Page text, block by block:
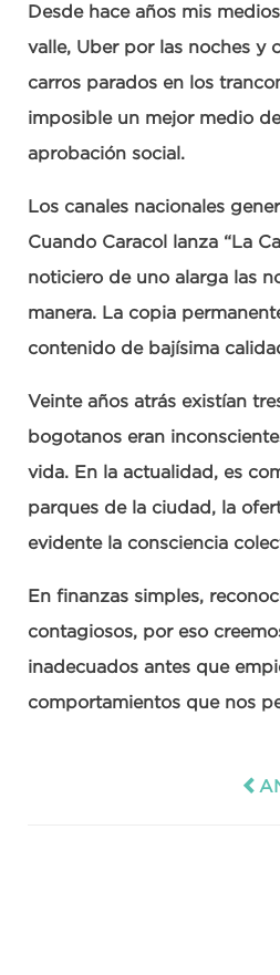
Desde hace años mis
valle, Uber por las noches y
carros parados en los
imposible un mejor medio
aprobación social.
Los canales nacionales
Cuando Caracol lanza “La
noticiero de uno alarga las
manera. La copia
contenido de bajísima
Veinte años atrás existían
bogotanos eran
vida. En la actualidad, es
parques de la ciudad, la
evidente la consciencia
En finanzas simples,
contagiosos, por eso
inadecuados antes que
comportamientos que nos